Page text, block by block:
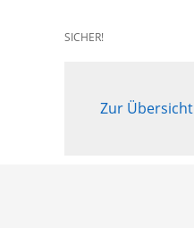
SICHER!
Zur Übersicht